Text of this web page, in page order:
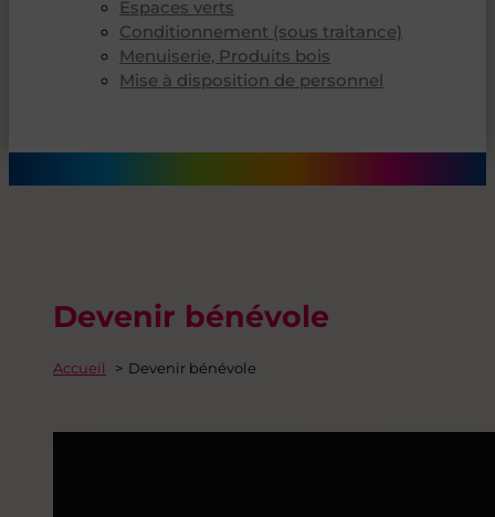
Espaces verts
Conditionnement (sous traitance)
Menuiserie, Produits bois
Mise à disposition de personnel
Devenir bénévole
Accueil Devenir bénévole